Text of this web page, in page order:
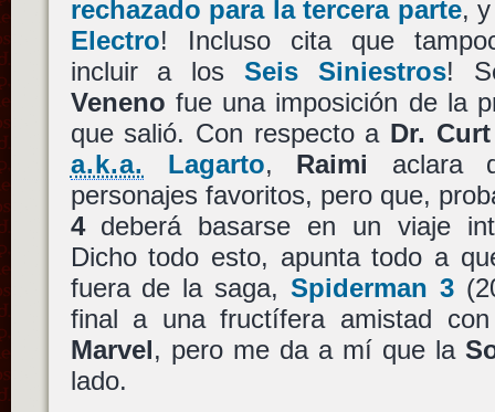
rechazado para la tercera parte,
Electro! Incluso cita que
incluir a losSeis Siniestros!
Veneno fue una imposición de la
que salió. Con respecto a Dr.
a.k.a.
Lagarto, Raimi aclara
personajes favoritos, pero que,
4deberá basarse en un viaje
Dicho todo esto, apunta todo a
fuera de la saga,Spiderman 3
final a una fructífera amistad
Marvel, pero me da a mí que la
lado.